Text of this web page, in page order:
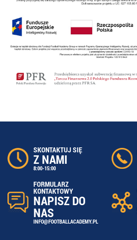
SKONTAKTUJ SIĘ
Z NAMI
8:00-15:00
FORMULARZ
KONTAKTOWY
NAPISZ DO
NAS
INFO@FOOTBALLACADEMY.PL